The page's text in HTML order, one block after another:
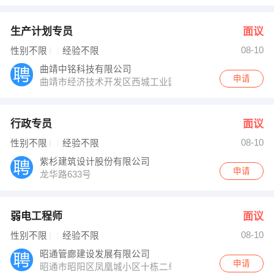
生产计划专员 面议
性别不限 经验不限
08-10
曲靖中铭科技有限公司
曲靖市经济技术开发区西城工业园区靖阳路人民工社6社
申请
行政专员 面议
性别不限 经验不限
08-10
紫杉建筑设计股份有限公司
龙华路633号
申请
弱电工程师 面议
性别不限 经验不限
08-10
昭通管廊建设发展有限公司
昭通市昭阳区凤凰城小区十栋二单元402室
申请